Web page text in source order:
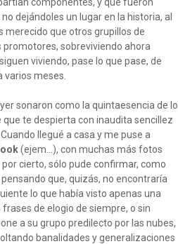
dejándoles un lugar en la historia, al
merecido que otros grupillos de
sobreviviendo ahora
viviendo, pase lo que pase, de
meses.
sonaron como la quintaesencia de lo
que te despierta con inaudita sencillez
llegué a casa y me puse a
(ejem...), con muchas más fotos
cierto, sólo pude confirmar, como
que, quizás, no encontraría
lo que había visto apenas una
de elogio de siempre, o sin
a su grupo predilecto por las nubes,
banalidades y generalizaciones